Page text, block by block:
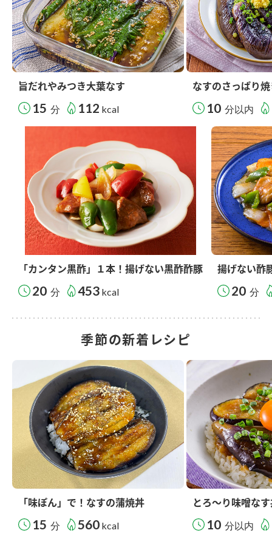
旨だれやみつき大葉なす
15 分 112 kcal
なすのさっぱり
10 分以内
「カンタン黒酢」１本！揚げない黒酢酢豚
20 分 453 kcal
揚げない酢
20 分
季節の新着レシピ
「味ぽん」で！なすの蒲焼丼
15 分 560 kcal
とろ～り味噌な
10 分以内